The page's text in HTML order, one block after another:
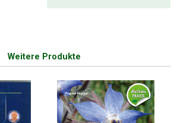
Weitere Produkte